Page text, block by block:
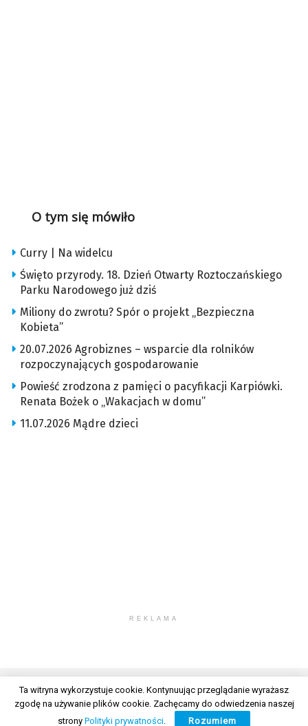
O tym się mówiło
Curry | Na widelcu
Święto przyrody. 18. Dzień Otwarty Roztoczańskiego
Parku Narodowego już dziś
Miliony do zwrotu? Spór o projekt „Bezpieczna
Kobieta”
20.07.2026 Agrobiznes – wsparcie dla rolników
rozpoczynających gospodarowanie
Powieść zrodzona z pamięci o pacyfikacji Karpiówki.
Renata Bożek o „Wakacjach w domu”
11.07.2026 Mądre dzieci
REKLAMA
© 2026 Wszelkie prawa zastrzeżone. Radio Lublin S.A. w likwidacji
Ta witryna wykorzystuje cookie. Kontynuując przeglądanie wyrażasz
zgodę na używanie plików cookie. Zachęcamy do odwiedzenia naszej
strony Polityki prywatności. Rozumiem